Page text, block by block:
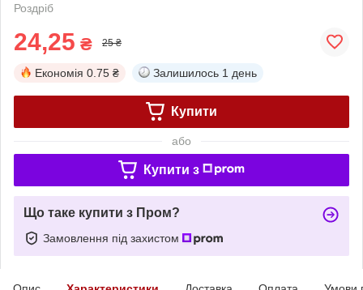
Роздріб
24,25 ₴ 25 ₴
Економія 0.75 ₴ Залишилось 1 день
Купити
або
Купити з
Що таке купити з Пром?
Замовлення під захистом